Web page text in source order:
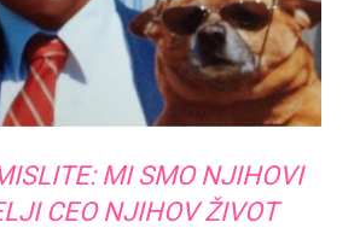
MI SMO NJIHOVI
CEO NJIHOV ŽIVOT